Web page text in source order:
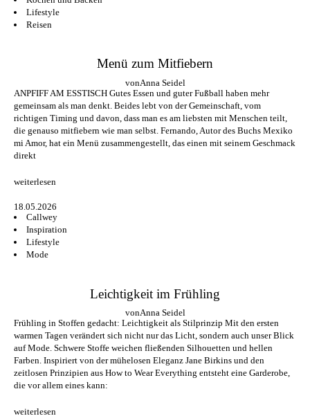
VerlagLifestyle
Reisen
Menü zum Mitfiebern
vonAnna Seidel
ANPFIFF AM ESSTISCH Gutes Essen und guter Fußball haben mehr
gemeinsam als man denkt. Beides lebt von der Gemeinschaft, vom
richtigen Timing und davon, dass man es am liebsten mit Menschen teilt,
die genauso mitfiebern wie man selbst. Fernando, Autor des Buchs Mexiko
mi Amor, hat ein Menü zusammengestellt, das einen mit seinem Geschmack
direkt
weiterlesen
18.05.2026
Callwey
Inspiration
Lifestyle
Mode
Leichtigkeit im Frühling
vonAnna Seidel
Frühling in Stoffen gedacht: Leichtigkeit als Stilprinzip Mit den ersten
warmen Tagen verändert sich nicht nur das Licht, sondern auch unser Blick
auf Mode. Schwere Stoffe weichen fließenden Silhouetten und hellen
Farben. Inspiriert von der mühelosen Eleganz Jane Birkins und den
zeitlosen Prinzipien aus How to Wear Everything entsteht eine Garderobe,
die vor allem eines kann:
weiterlesen